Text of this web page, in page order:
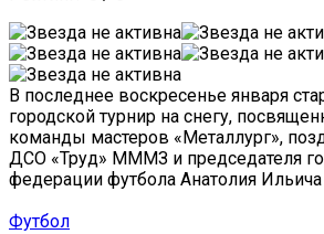
В последнее воскресенье января
городской турнир на снегу,
команды мастеров «Металлург»,
ДСО «Труд» МММЗ и председателя
федерации футбола Анатолия Ильича
Футбол